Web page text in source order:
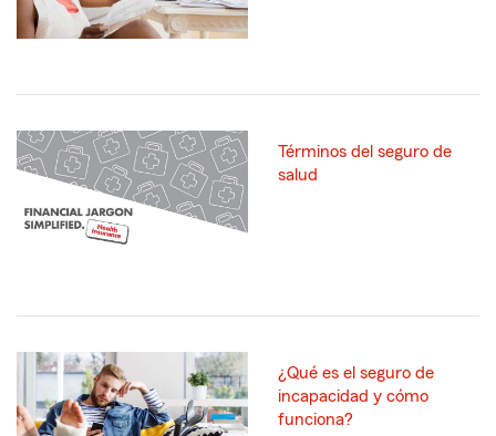
Términos del seguro de
salud
¿Qué es el seguro de
incapacidad y cómo
funciona?